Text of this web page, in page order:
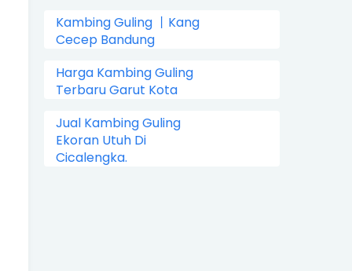
Kambing Guling 丨Kang
Cecep Bandung
Harga Kambing Guling
Terbaru Garut Kota
Jual Kambing Guling
Ekoran Utuh Di
Cicalengka.